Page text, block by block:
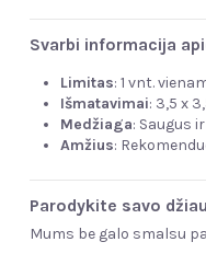
Svarbi informacija
Limitas: 1 vnt.
Išmatavimai: 3,5 x
Medžiaga: Saugus
Amžius:
Parodykite savo
Mums be galo smalsu